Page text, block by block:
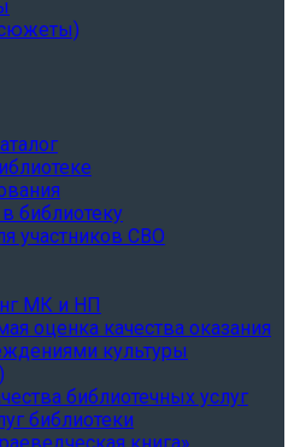
библиотеку
участников СВО
МК и НП
оценка качества оказания
культуры
библиотечных услуг
библиотеки